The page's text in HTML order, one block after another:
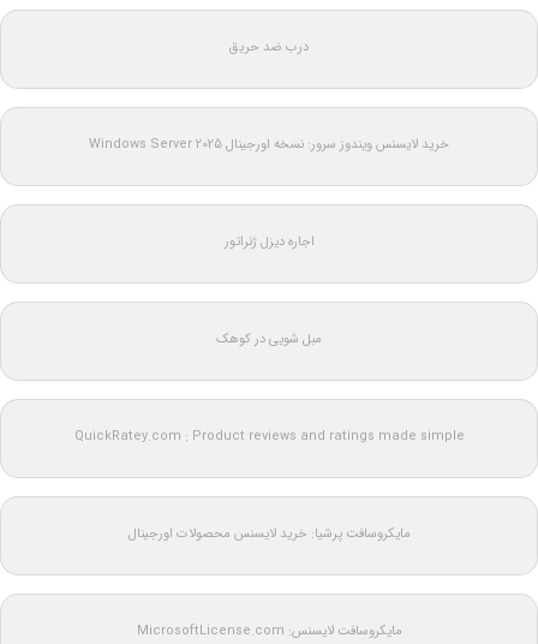
درب ضد حریق
خرید لایسنس ویندوز سرور: نسخه اورجینال Windows Server 2025
اجاره دیزل ژنراتور
مبل شویی در کوهک
QuickRatey.com : Product reviews and ratings made simple
مایکروسافت پرشیا: خرید لایسنس محصولات اورجینال
مایکروسافت لایسنس: MicrosoftLicense.com